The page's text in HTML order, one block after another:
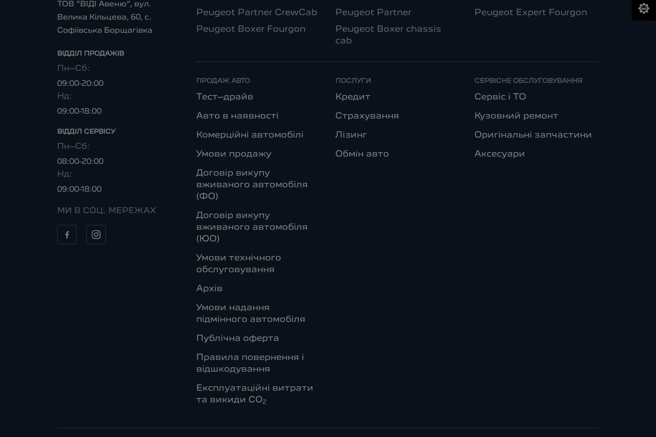
ТОВ "ВІДІ Авеню", вул.
Велика Кільцева, 60, с.
Софіївська Борщагівка
ВІДДІЛ ПРОДАЖІВ
Пн–Сб:
09:00-20:00
Нд:
09:00-18:00
ВІДДІЛ CЕРВІСУ
Пн–Сб:
08:00-20:00
Нд:
09:00-18:00
МИ В СОЦ. МЕРЕЖАХ
Peugeot Partner CrewCab Peugeot Partner Peugeot Expert Fourgon
Peugeot Boxer Fourgon
Peugeot Boxer chassis
cab
ПРОДАЖ АВТО
Тест–драйв
Авто в наявності
Комерційні автомобілі
Умови продажу
Договір викупу
вживаного автомобіля
(ФО)
Договір викупу
вживаного автомобіля
(ЮО)
Умови технічного
обслуговування
Архів
Умови надання
підмінного автомобіля
Публічна оферта
Правила повернення і
відшкодування
Експлуатаційні витрати
та викиди СО2
ПОСЛУГИ
Кредит
Страхування
Лізинг
Обмін авто
СЕРВІСНЕ ОБСЛУГОВУВАННЯ
Сервіс і ТО
Кузовний ремонт
Оригінальні запчастини
Аксесуари